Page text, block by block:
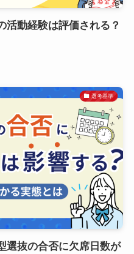
活動経験は評価される？
選考基準
選抜の合否に欠席日数が